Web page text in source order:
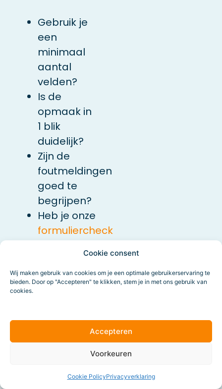
Cookie consent
Wij maken gebruik van cookies om je een optimale gebruikerservaring te
bieden. Door op "Accepteren" te klikken, stem je in met ons gebruik van
cookies.
Accepteren
Voorkeuren
Cookie PolicyPrivacyverklaring
Gebruik je
een
minimaal
aantal
velden?
Is de
opmaak in
1 blik
duidelijk?
Zijn de
foutmeldingen
goed te
begrijpen?
Heb je onze
formuliercheck
toegepast?
Stap 3: test
en
je
landingspagina
Je pagina is